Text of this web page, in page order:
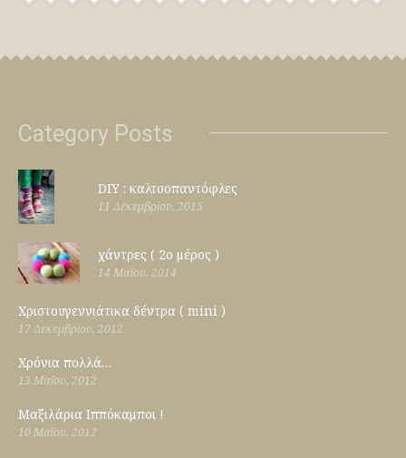
Category Posts
DIY : καλτσοπαντόφλες
11 Δεκεμβρίου, 2015
χάντρες ( 2ο μέρος )
14 Μαΐου, 2014
Χριστουγεννιάτικα δέντρα ( mini )
17 Δεκεμβρίου, 2012
Χρόνια πολλά…
13 Μαΐου, 2012
Μαξιλάρια Ιππόκαμποι !
10 Μαΐου, 2012